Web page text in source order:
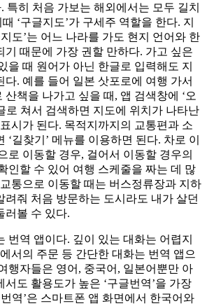
특히 처음 가보는 해외에서는 모두 길치
‘구글지도’가 구세주 역할을 한다. 지
도’는 어느 나라를 가도 현지 언어와 한
기 때문에 가장 권할 만하다. 가고 싶은
을 때 원어가 아닌 한글로 입력해도 지
다. 예를 들어 일본 삿포로에 여행 가서
책을 나가고 싶을 때, 앱 검색창에 ‘오
로 쳐서 검색하면 지도에 위치가 나타난
시가 된다. 목적지까지의 교통편과 소
‘길찾기’ 메뉴를 이용하면 된다. 차로 이
로 이동할 경우, 걸어서 이동할 경우의
인할 수 있어 여행 스케줄을 짜는 데 많
통으로 이동할 때는 버스정류장과 지하
려줘 처음 방문하는 도시라도 내가 살던
러볼 수 있다.
번역 앱이다. 깊이 있는 대화는 어렵지
서의 주문 등 간단한 대화는 번역 앱으
행자들은 영어, 중국어, 일본어뿐만 아
도 활용도가 높은 ‘구글번역’을 가장
역’은 스마트폰 앱 화면에서 한국어와